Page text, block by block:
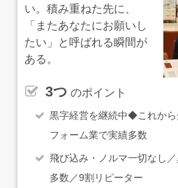
い。積み重ねた先に、
「またあなたにお願いし
たい」と呼ばれる瞬間が
ある。
3つ のポイント
黒字経営を継続中◆これから
フォーム業で実績多数
飛び込み・ノルマ一切なし
多数／9割リピーター